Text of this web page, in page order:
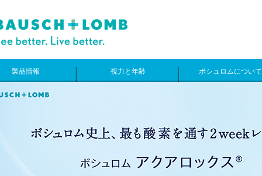
製品情報 視力と年齢 ボシュロムについて